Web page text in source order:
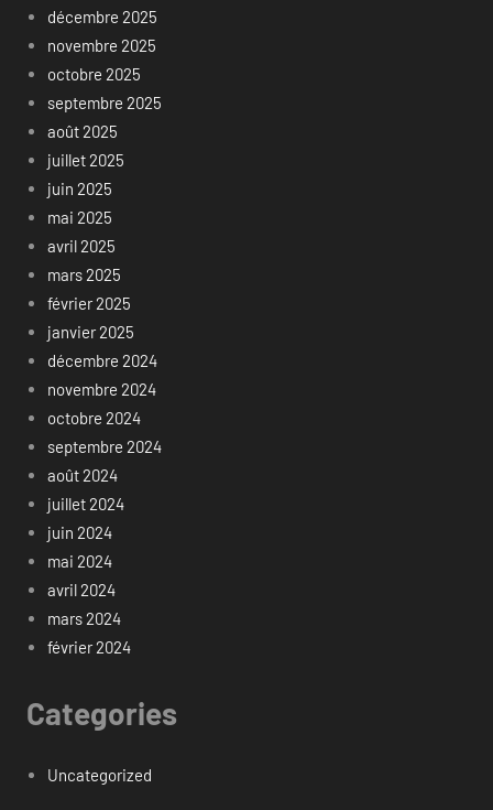
décembre 2025
novembre 2025
octobre 2025
septembre 2025
août 2025
juillet 2025
juin 2025
mai 2025
avril 2025
mars 2025
février 2025
janvier 2025
décembre 2024
novembre 2024
octobre 2024
septembre 2024
août 2024
juillet 2024
juin 2024
mai 2024
avril 2024
mars 2024
février 2024
Categories
Uncategorized